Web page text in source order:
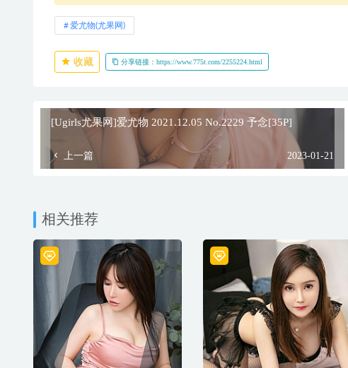
爱尤物(尤果网)
收藏 分享链接：https://www.775t.com/2255224.html
[Ugirls尤果网]爱尤物 2021.12.05 No.2229 予念[35P]
上一篇 2023-01-21
相关推荐